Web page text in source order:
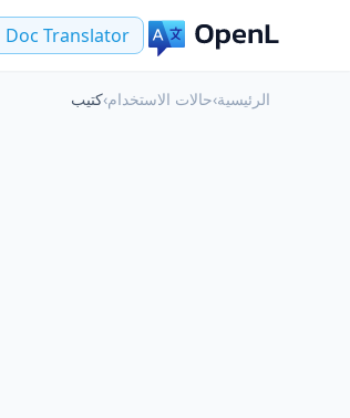
Doc Translator
الرئيسية›حالات الاستخدام›كتيب